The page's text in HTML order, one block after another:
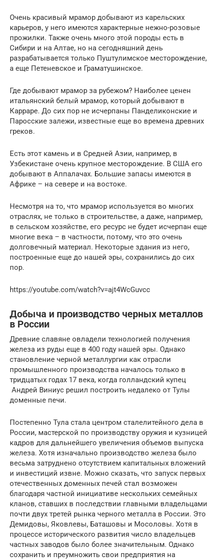
Очень красивый мрамор добывают из карельских
карьеров, у него имеются характерные нежно-розовые
прожилки. Также очень много этой породы есть в
Сибири и на Алтае, но на сегодняшний день
разрабатывается только Пуштулимское месторождение,
а еще Петеневское и Граматушинское.
Где добывают мрамор за рубежом? Наиболее ценен
итальянский белый мрамор, который добывают в
Карраре. До сих пор не исчерпаны Панделиконские и
Паросские залежи, известные еще во времена древних
греков.
Есть этот камень и в Средней Азии, например, в
Узбекистане очень крупное месторождение. В США его
добывают в Аппалачах. Большие запасы имеются в
Африке – на севере и на востоке.
Несмотря на то, что мрамор используется во многих
отраслях, не только в строительстве, а даже, например,
в сельском хозяйстве, его ресурс не будет исчерпан еще
многие века – в частности, потому, что это очень
долговечный материал. Некоторые здания из него,
построенные еще до нашей эры, сохранились до сих
пор.
https://youtube.com/watch?v=ajt4WcGuvcc
Добыча и производство черных металлов
в России
Древние славяне овладели технологией получения
железа из руды еще в 400 году нашей эры. Однако
становление черной металлургии как отрасли
промышленного производства началось только в
тридцатых годах 17 века, когда голландский купец
Андрей Виниус решил построить недалеко от Тулы
доменные печи.
Постепенно Тула стала центром сталелитейного дела в
России, мастерской по производству оружия и кузницей
кадров для дальнейшего увеличения объемов выпуска
железа. Хотя изначально производство железа было
весьма затруднено отсутствием капитальных вложений
и инвестиций извне. Можно сказать, что запуск первых
отечественных доменных печей стал возможен
благодаря частной инициативе нескольких семейных
кланов, ставших в последствии главными владельцами
почти двух третей рынка черного металла в России. Это
Демидовы, Яковлевы, Баташовы и Мосоловы. Хотя в
процессе исторического развития число владельцев
частных заводов было более значительным. Однако
сохранить и преумножить свои предприятия на